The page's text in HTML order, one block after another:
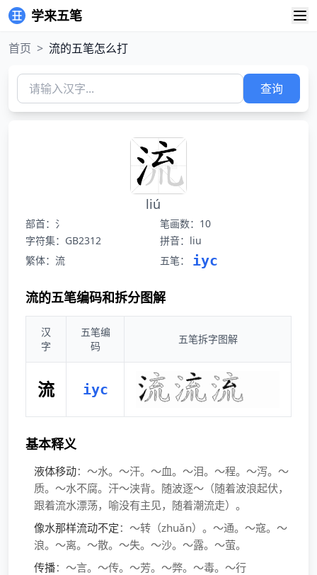
学来五笔
首页 > 流的五笔怎么打
查询
liú
部首：氵
笔画数：10
字符集：GB2312
拼音：liu
繁体：流
五笔： iyc
流的五笔编码和拆分图解
汉
字
五笔编
码
五笔拆字图解
流 iyc
基本释义
液体移动：～水。～汗。～血。～泪。～程。～泻。～
质。～水不腐。汗～浃背。随波逐～（随着波浪起伏，
跟着流水漂荡，喻没有主见，随着潮流走）。
像水那样流动不定：～转（zhuǎn）。～通。～寇。～
浪。～离。～散。～失。～沙。～露。～萤。
传播：～言。～传。～芳。～弊。～毒。～行